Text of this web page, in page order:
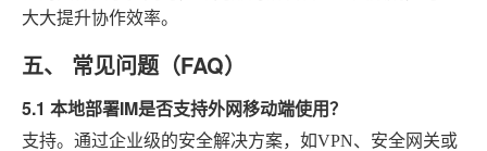
大大提升协作效率。
五、 常见问题（FAQ）
5.1 本地部署IM是否支持外网移动端使用？
支持。通过企业级的安全解决方案，如VPN、安全网关或